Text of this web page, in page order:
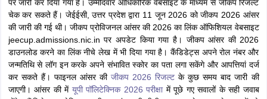
SyllabusJEE Main Study Material JEE Main Answer Key
View All
JEE Advanced Exam Pattern JEE Advanced Answer Key
JEE
GATE Cutoff GATE Result
View All GATE Articles
EAMCET Exam PatternAP EAMCET Answer Key AP EAMCET Cutoff
EAMCET Exam Pattern
TS EAMCET Answer Key TS EAMCET Cutoff
पर जारी कर दिया गया है। उम्मीदवार आधिकारिक वेबसाइट के माध्यम से जीकप रिजल्ट
चेक कर सकते हैं। जेईईसी, उत्तर प्रदेश द्वारा 11 जून 2026 को जीकप 2026 आंसर
की जारी की गई थी। जीकप प्रोविजनल आंसर की 2026 का लिंक ऑफिशियल वेबसाइट
jeecup.admissions.nic.in पर अपडेट किया गया है। जीकप आंसर की 2026
डाउनलोड करने का लिंक नीचे लेख में भी दिया गया है। कैंडिडेट्स अपने रोल नंबर और
जन्मतिथि से लॉग इन करके अपने संभावित स्कोर का पता लगा सकेंगे और आपत्तियां दर्ज
कर सकते हैं। फाइनल आंसर की जीकप 2026 रिजल्ट के कुछ समय बाद जारी की
जाएगी। आंसर की में यूपी पॉलिटेक्निक 2026 परीक्षामें पूछे गए सवालों के सही जवाब